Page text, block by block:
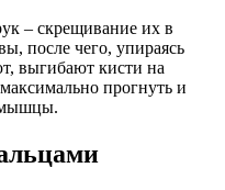
– скрещивание их в
после чего, упираясь
выгибают кисти на
прогнуть и
мышцы.